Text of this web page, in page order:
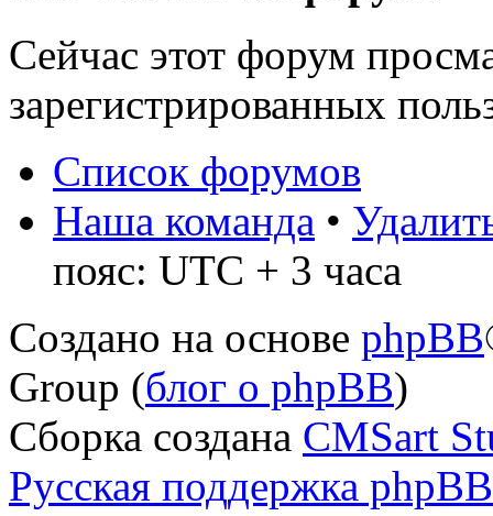
Сейчас этот форум
зарегистрированных
Список форумов
Наша команда •
пояс: UTC + 3 часа
Создано на основе phpBB
Group (блог о phpBB)
Сборка создана CMSart
Русская поддержка phpBB